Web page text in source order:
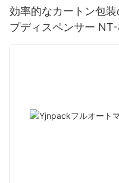
効率的なカートン包
プディスペンサー